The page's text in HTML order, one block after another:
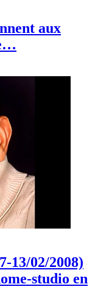
02/2008)
en
juillet